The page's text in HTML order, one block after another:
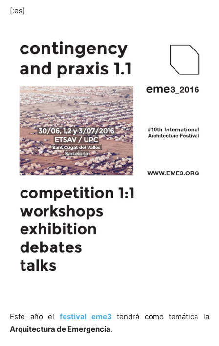
[:es]
Este año el festival eme3 tendrá como temática la
Arquitectura de Emergencia.